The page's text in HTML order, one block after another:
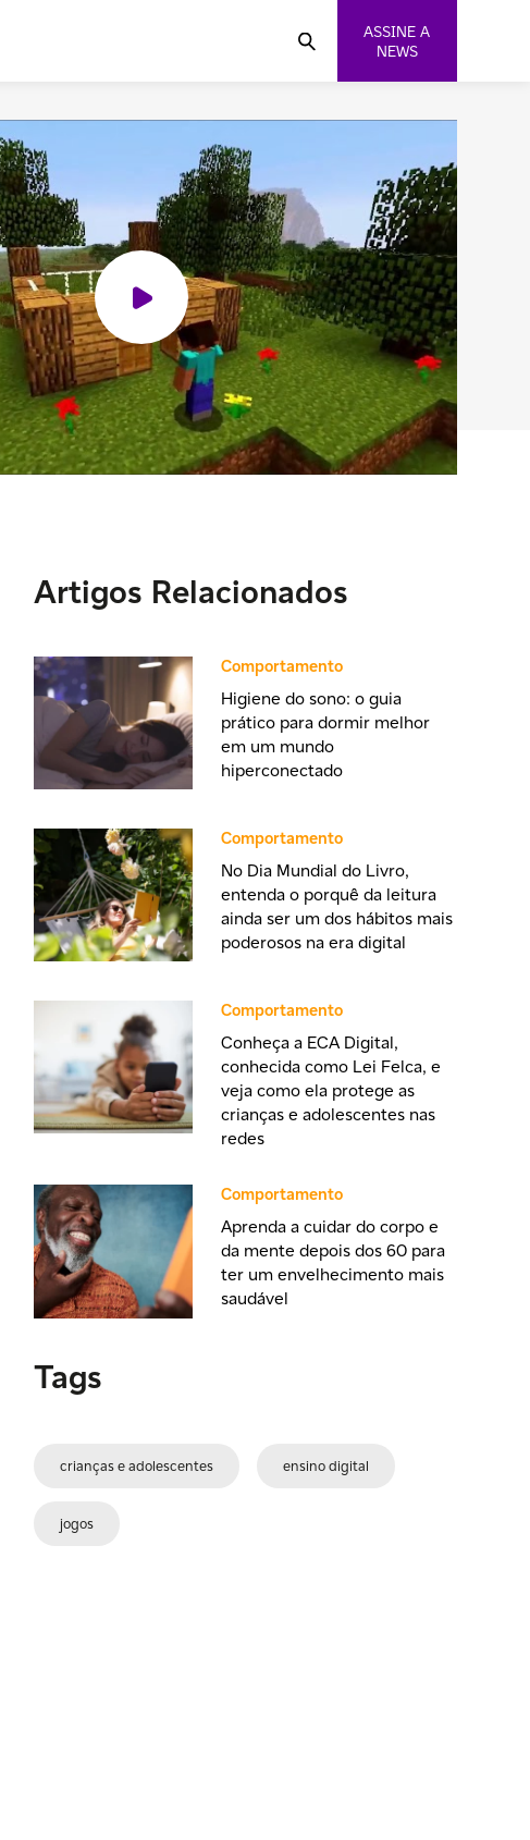
ASSINE A
NEWS
Artigos Relacionados
Comportamento
Higiene do sono: o guia
prático para dormir melhor
em um mundo
hiperconectado
Comportamento
No Dia Mundial do Livro,
entenda o porquê da leitura
ainda ser um dos hábitos mais
poderosos na era digital
Comportamento
Conheça a ECA Digital,
conhecida como Lei Felca, e
veja como ela protege as
crianças e adolescentes nas
redes
Comportamento
Aprenda a cuidar do corpo e
da mente depois dos 60 para
ter um envelhecimento mais
saudável
Tags
crianças e adolescentes ensino digital
jogos